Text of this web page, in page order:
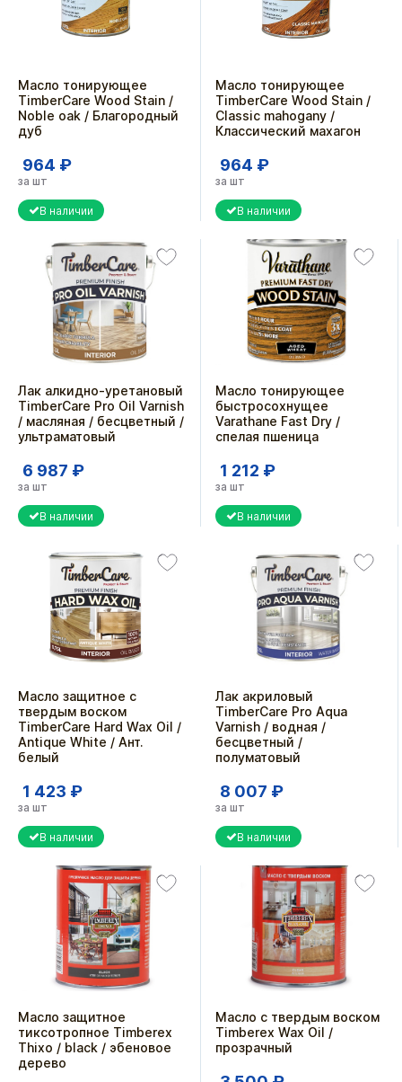
Масло тонирующее
TimberCare Wood Stain /
Noble oak / Благородный
дуб
964 ₽
за шт
В наличии
Масло тонирующее
TimberCare Wood Stain /
Classic mahogany /
Классический махагон
964 ₽
за шт
В наличии
Лак алкидно-уретановый
TimberCare Pro Oil Varnish
/ масляная / бесцветный /
ультраматовый
6 987 ₽
за шт
В наличии
Масло тонирующее
быстросохнущее
Varathane Fast Dry /
спелая пшеница
1 212 ₽
за шт
В наличии
Масло защитное с
твердым воском
TimberCare Hard Wax Oil /
Antique White / Ант.
белый
1 423 ₽
за шт
В наличии
Лак акриловый
TimberCare Pro Aqua
Varnish / водная /
бесцветный /
полуматовый
8 007 ₽
за шт
В наличии
Масло защитное
тиксотропное Timberex
Thixo / black / эбеновое
дерево
Масло с твердым воском
Timberex Wax Oil /
прозрачный